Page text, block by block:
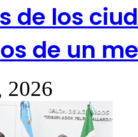
de los
de un
2026